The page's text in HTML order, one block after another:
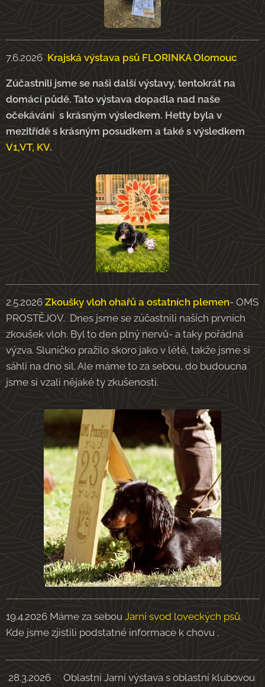
7.6.2026 Krajská výstava psů FLORINKA Olomouc
Zúčastnili jsme se naši další výstavy, tentokrát na
domácí půdě. Tato výstava dopadla nad naše
očekávání s krásným výsledkem. Hetty byla v
mezitřídě s krásným posudkem a také s výsledkem
V1,VT, KV.
2.5.2026 Zkoušky vloh ohařů a ostatních plemen- OMS
PROSTĚJOV. Dnes jsme se zúčastnili našich prvních
zkoušek vloh. Byl to den plný nervů- a taky pořádná
výzva. Sluníčko pražilo skoro jako v létě, takže jsme si
sáhli na dno sil. Ale máme to za sebou, do budoucna
jsme si vzali nějaké ty zkušenosti.
19.4.2026 Máme za sebou Jarní svod loveckých psů.
Kde jsme zjistili podstatné informace k chovu .
28.3.2026🐾Oblastní Jarní výstava s oblastní klubovou